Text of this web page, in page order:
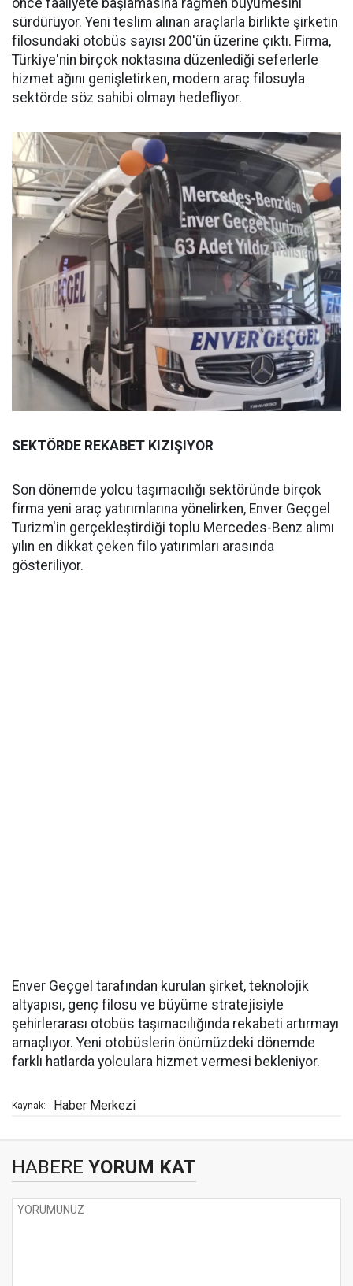
sürdürüyor. Yeni teslim alınan araçlarla birlikte şirketin
filosundaki otobüs sayısı 200'ün üzerine çıktı. Firma,
Türkiye'nin birçok noktasına düzenlediği seferlerle
hizmet ağını genişletirken, modern araç filosuyla
sektörde söz sahibi olmayı hedefliyor.
SEKTÖRDE REKABET KIZIŞIYOR
Son dönemde yolcu taşımacılığı sektöründe birçok
firma yeni araç yatırımlarına yönelirken, Enver Geçgel
Turizm'in gerçekleştirdiği toplu Mercedes-Benz alımı
yılın en dikkat çeken filo yatırımları arasında
gösteriliyor.
Enver Geçgel tarafından kurulan şirket, teknolojik
altyapısı, genç filosu ve büyüme stratejisiyle
şehirlerarası otobüs taşımacılığında rekabeti artırmayı
amaçlıyor. Yeni otobüslerin önümüzdeki dönemde
farklı hatlarda yolculara hizmet vermesi bekleniyor.
Kaynak: Haber Merkezi
HABERE YORUM KAT